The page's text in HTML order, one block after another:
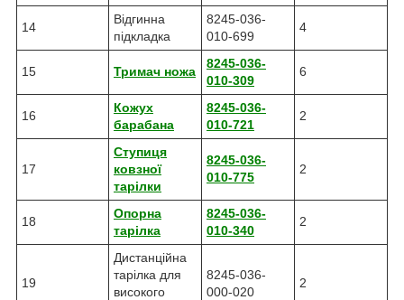
14
Відгинна
підкладка
8245-036-
010-699
4
15 Тримач ножа
8245-036-
010-309
6
16
Кожух
барабана
8245-036-
010-721
2
17
Ступиця
ковзної
тарілки
8245-036-
010-775
2
18
Опорна
тарілка
8245-036-
010-340
2
19
Дистанційна
тарілка для
високого
8245-036-
000-020
2